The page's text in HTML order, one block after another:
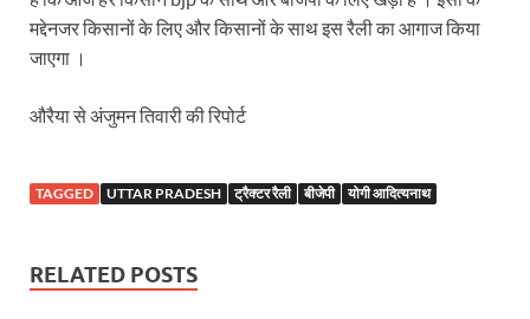
Shri Kashi Vishwanath Mandir: उत्तरकाशी में CM
Khatipura Mega Coach Care Terminal: खातीपुरा
Jan-Jan Ki Sarkar Abhiyan: 4 जुलाई से फिर शुरु होगा
Chhattisgarh UCC: छत्तीसगढ़ में UCC का खाका तैयार
मद्देनजर किसानों के लिए और किसानों के साथ इस रैली का आगाज किया
जाएगा ।
औरैया से अंजुमन तिवारी की रिपोर्ट
TAGGED UTTAR PRADESH ट्रैक्टर रैली बीजेपी योगी आदित्यनाथ
RELATED POSTS